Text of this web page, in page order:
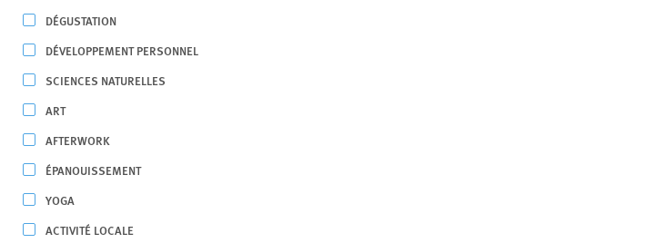
DÉGUSTATION
DÉVELOPPEMENT PERSONNEL
SCIENCES NATURELLES
ART
AFTERWORK
ÉPANOUISSEMENT
YOGA
ACTIVITÉ LOCALE